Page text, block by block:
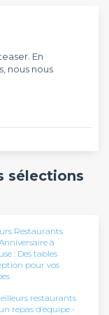
En
nous nous
sélections
Restaurants
à
: Des tables
pour vos
restaurants
repas d’équipe -